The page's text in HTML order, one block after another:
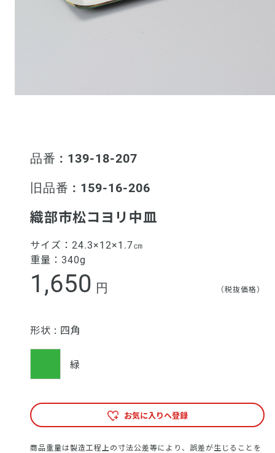
品番 : 139-18-207
旧品番 : 159-16-206
織部市松コヨリ中皿
サイズ： 24.3×12×1.7㎝
重量： 340g
1,650 円 （税抜価格）
形状 : 四角
緑
お気に入りへ登録
商品重量は製造工程上の寸法公差等により、誤差が生じることを